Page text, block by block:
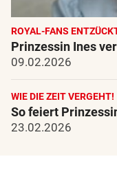
ROYAL-FANS
Prinzessin Ines
09.02.2026
WIE DIE ZEIT VERGEHT!
So feiert
23.02.2026